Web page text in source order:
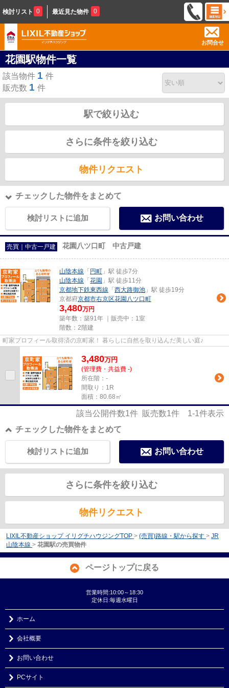
検討リスト 0 最近見た物件 0
お問合せ
花園駅物件一覧
該当物件 1 件
販売数 1 件
駅で絞り込む
さらに条件を絞り込む
物件リクエスト
チェックした物件をまとめて
検討リストに追加 お問い合わせ
売買｜中古一戸建 花園八ツ口町 中古戸建
山陰本線 「 円町 」駅 徒歩7分
山陰本線 「 花園 」駅 徒歩11分
京都地下鉄東西線 「 西大路御池 」駅 徒歩19分
京都府京都市右京区花園八ツ口町
3,480万円
築年数：築91年 ｜販売中： 1室
階数：2階建
町家プロフィール取得済の京町家！ 暮らしに自然を取り込んだ美しい庭♪
3,480万円
(管理費・共益費 -)
所在階：-
間取り：1R
面積：80.68㎡
該当公開件数1件 販売数1件 1-1件表示
チェックした物件をまとめて
お問い合わせ
検討リストに追加
さらに条件を絞り込む
物件リクエスト
LIXIL不動産ショップ イリグチハウジングTOP > (売買)路線・駅から探す > JR
山陰本線 > 花園駅の売買物件
ページトップに戻る
営業時間:10:00～18:30
定休日:毎週水曜日
ホーム
会社概要
お問い合わせ
PCサイト